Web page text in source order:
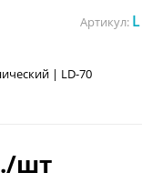
Артикул:
| LD-70
/шт